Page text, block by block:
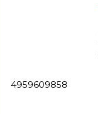
4959609858